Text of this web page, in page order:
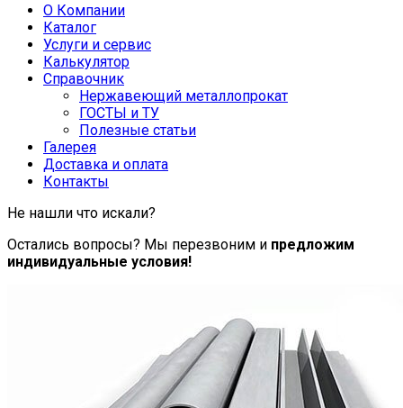
О Компании
Каталог
Услуги и сервис
Калькулятор
Справочник
Нержавеющий металлопрокат
ГОСТЫ и ТУ
Полезные статьи
Галерея
Доставка и оплата
Контакты
Не нашли что искали?
Остались вопросы? Мы перезвоним и предложим
индивидуальные условия!